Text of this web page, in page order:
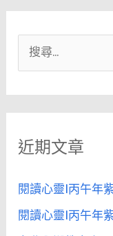
則：
她
不
是
想
那
麼
純
尋
關
字
近期文章
閱讀心靈|丙午年
閱讀心靈|丙午年